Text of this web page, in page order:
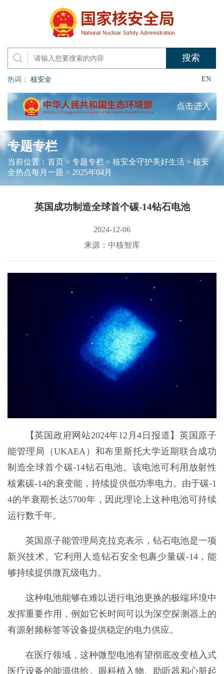
热词： 核安全 EN
点击进入
专题专栏
当前位置： 首页> 专题专栏> 核安全守护美好生活> 核安
全热点每月一题 > 2025年04月
英国成功制造全球首个碳-14钻石电池
2024-12-06
来源：中核智库
【英国政府网站2024年12月4日报道】英国原子
能管理局（UKAEA）和布里斯托大学近期联合成功
制造全球首个碳-14钻石电池。该电池可利用放射性
核素碳-14的衰变能，持续提供低功率电力。由于碳-1
4的半衰期长达5700年，因此理论上这种电池可持续
运行数千年。
英国原子能管理局克拉克表示，钻石电池是一项
新兴技术。它利用人造钻石安全包裹少量碳-14，能
够持续提供微瓦级电力。
这种电池能够在难以进行电池更换的极端环境中
发挥重要作用，例如它长时间可以为深空探测器上的
有源射频标签等设备提供稳定的电力供应。
在医疗领域，这种微型电池有望彻底改变植入式
医疗设备的能源供给。眼科植入物、助听器和心脏起